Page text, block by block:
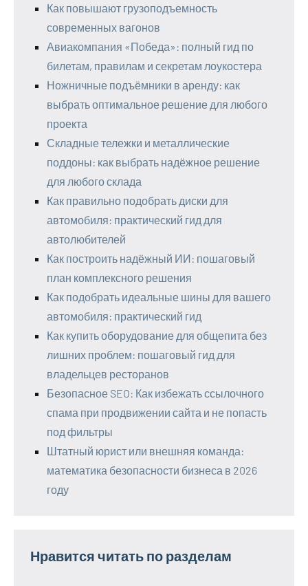
Как повышают грузоподъемность
современных вагонов
Авиакомпания «Победа»: полный гид по
билетам, правилам и секретам лоукостера
Ножничные подъёмники в аренду: как
выбрать оптимальное решение для любого
проекта
Складные тележки и металлические
поддоны: как выбрать надёжное решение
для любого склада
Как правильно подобрать диски для
автомобиля: практический гид для
автолюбителей
Как построить надёжный ИИ: пошаговый
план комплексного решения
Как подобрать идеальные шины для вашего
автомобиля: практический гид
Как купить оборудование для общепита без
лишних проблем: пошаговый гид для
владельцев ресторанов
Безопасное SEO: Как избежать ссылочного
спама при продвижении сайта и не попасть
под фильтры
Штатный юрист или внешняя команда:
математика безопасности бизнеса в 2026
году
Нравится читать по разделам